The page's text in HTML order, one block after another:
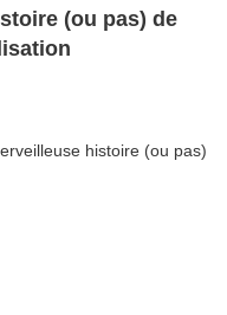
(ou pas) de